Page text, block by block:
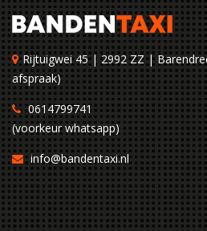
Rijtuigwei 45 | 2992 ZZ |
afspraak)
0614799741
(voorkeur whatsapp)
info@bandentaxi.nl